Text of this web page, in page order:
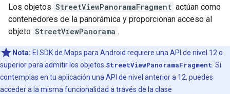
Los objetos StreetViewPanoramaFragment actúan como
contenedores de la panorámica y proporcionan acceso al
objeto StreetViewPanorama .
Nota: El SDK de Maps para Android requiere una API de nivel 12 o
superior para admitir los objetos StreetViewPanoramaFragment . Si
contemplas en tu aplicación una API de nivel anterior a 12, puedes
acceder a la misma funcionalidad a través de la clase